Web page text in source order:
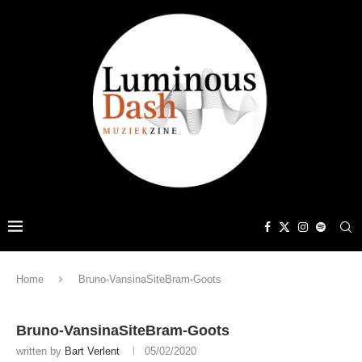
Home Bruno-VansinaSiteBram-Goots
Bruno-VansinaSiteBram-Goots
written by Bart Verlent 05/02/2020